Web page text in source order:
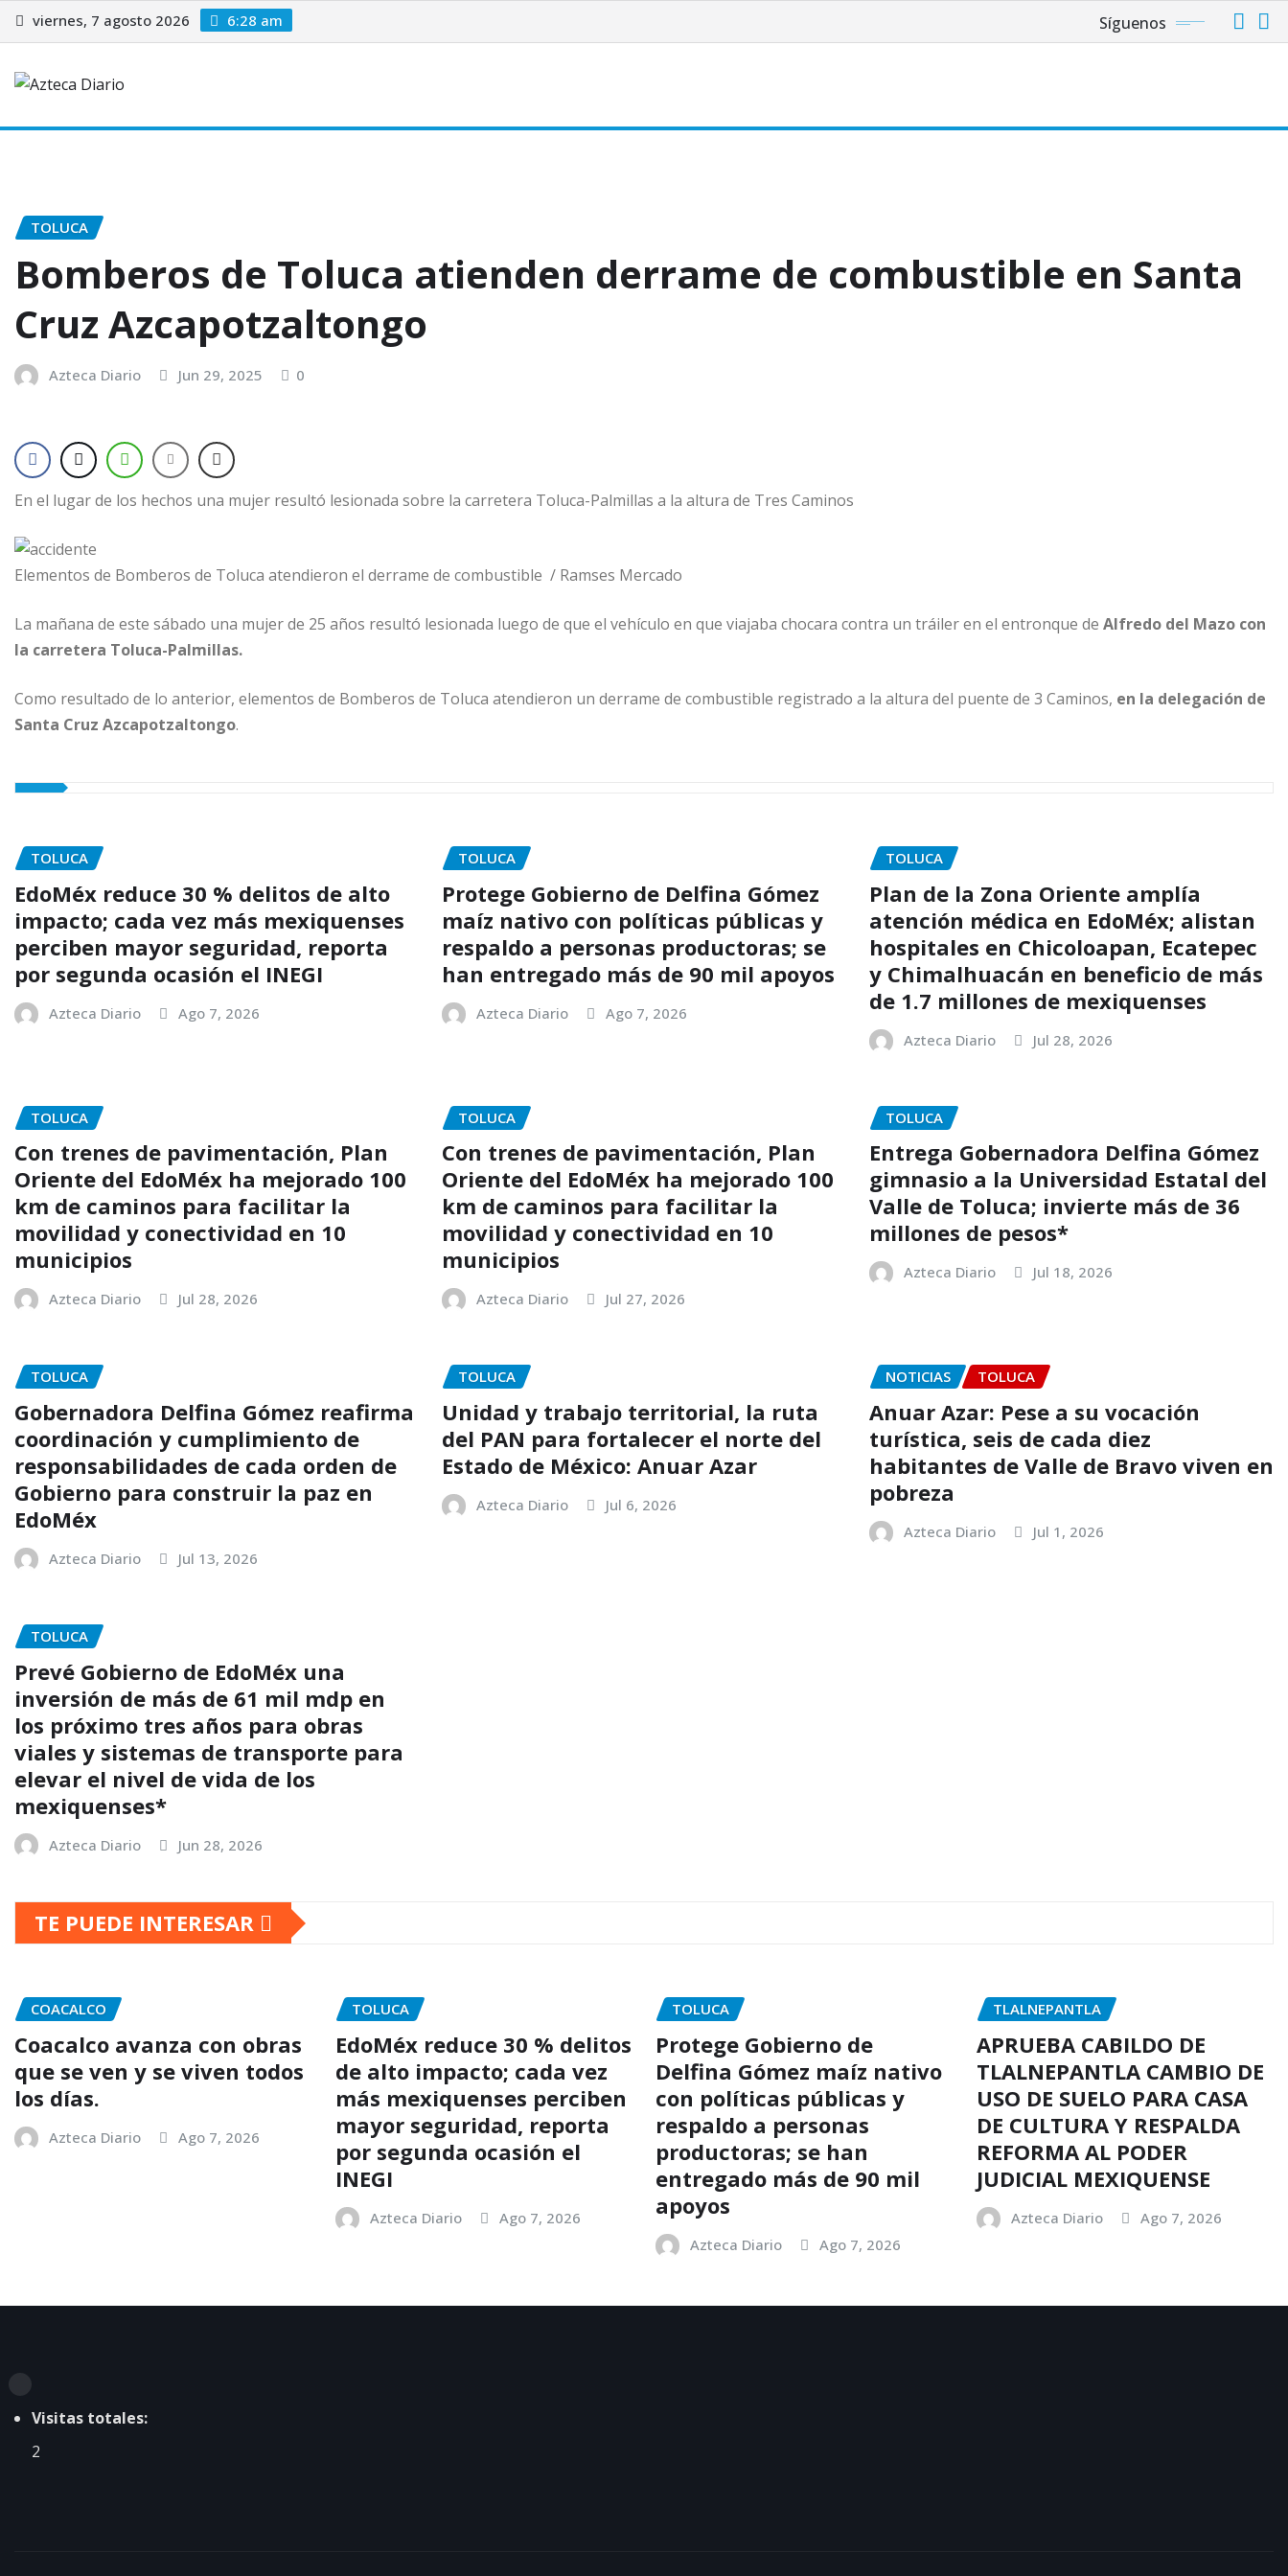
Saltar
al
viernes, 7 agosto 2026 6:28 am Síguenos
TOLUCA
Bomberos de Toluca atienden derrame de combustible en Santa
Cruz Azcapotzaltongo
Azteca Diario Jun 29, 2025 0
En el lugar de los hechos una mujer resultó lesionada sobre la carretera Toluca-Palmillas a la altura de Tres Caminos
Elementos de Bomberos de Toluca atendieron el derrame de combustible / Ramses Mercado
La mañana de este sábado una mujer de 25 años resultó lesionada luego de que el vehículo en que viajaba chocara contra un tráiler en el entronque de Alfredo del Mazo con
la carretera Toluca-Palmillas.
Como resultado de lo anterior, elementos de Bomberos de Toluca atendieron un derrame de combustible registrado a la altura del puente de 3 Caminos, en la delegación de
Santa Cruz Azcapotzaltongo.
TOLUCA
EdoMéx reduce 30 % delitos de alto
impacto; cada vez más mexiquenses
perciben mayor seguridad, reporta
por segunda ocasión el INEGI
Azteca Diario Ago 7, 2026
TOLUCA
Protege Gobierno de Delfina Gómez
maíz nativo con políticas públicas y
respaldo a personas productoras; se
han entregado más de 90 mil apoyos
Azteca Diario Ago 7, 2026
TOLUCA
Plan de la Zona Oriente amplía
atención médica en EdoMéx; alistan
hospitales en Chicoloapan, Ecatepec
y Chimalhuacán en beneficio de más
de 1.7 millones de mexiquenses
Azteca Diario Jul 28, 2026
TOLUCA
Con trenes de pavimentación, Plan
Oriente del EdoMéx ha mejorado 100
km de caminos para facilitar la
movilidad y conectividad en 10
municipios
Azteca Diario Jul 28, 2026
TOLUCA
Con trenes de pavimentación, Plan
Oriente del EdoMéx ha mejorado 100
km de caminos para facilitar la
movilidad y conectividad en 10
municipios
Azteca Diario Jul 27, 2026
TOLUCA
Entrega Gobernadora Delfina Gómez
gimnasio a la Universidad Estatal del
Valle de Toluca; invierte más de 36
millones de pesos*
Azteca Diario Jul 18, 2026
TOLUCA
Gobernadora Delfina Gómez reafirma
coordinación y cumplimiento de
responsabilidades de cada orden de
Gobierno para construir la paz en
EdoMéx
Azteca Diario Jul 13, 2026
TOLUCA
Unidad y trabajo territorial, la ruta
del PAN para fortalecer el norte del
Estado de México: Anuar Azar
Azteca Diario Jul 6, 2026
NOTICIAS TOLUCA
Anuar Azar: Pese a su vocación
turística, seis de cada diez
habitantes de Valle de Bravo viven en
pobreza
Azteca Diario Jul 1, 2026
TOLUCA
Prevé Gobierno de EdoMéx una
inversión de más de 61 mil mdp en
los próximo tres años para obras
viales y sistemas de transporte para
elevar el nivel de vida de los
mexiquenses*
Azteca Diario Jun 28, 2026
TE PUEDE INTERESAR
COACALCO
Coacalco avanza con obras
que se ven y se viven todos
los días.
Azteca Diario Ago 7, 2026
TOLUCA
EdoMéx reduce 30 % delitos
de alto impacto; cada vez
más mexiquenses perciben
mayor seguridad, reporta
por segunda ocasión el
INEGI
Azteca Diario Ago 7, 2026
TOLUCA
Protege Gobierno de
Delfina Gómez maíz nativo
con políticas públicas y
respaldo a personas
productoras; se han
entregado más de 90 mil
apoyos
Azteca Diario Ago 7, 2026
TLALNEPANTLA
APRUEBA CABILDO DE
TLALNEPANTLA CAMBIO DE
USO DE SUELO PARA CASA
DE CULTURA Y RESPALDA
REFORMA AL PODER
JUDICIAL MEXIQUENSE
Azteca Diario Ago 7, 2026
Visitas totales:
2